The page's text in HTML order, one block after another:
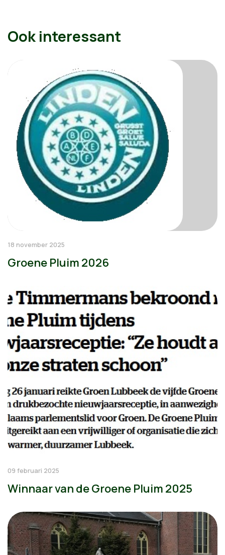
Ook interessant
18 november 2025
Groene Pluim 2026
09 februari 2025
Winnaar van de Groene Pluim 2025